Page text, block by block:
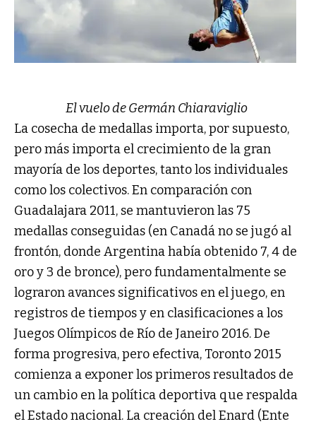
El vuelo de Germán Chiaraviglio
La cosecha de medallas importa, por supuesto,
pero más importa el crecimiento de la gran
mayoría de los deportes, tanto los individuales
como los colectivos. En comparación con
Guadalajara 2011, se mantuvieron las 75
medallas conseguidas (en Canadá no se jugó al
frontón, donde Argentina había obtenido 7, 4 de
oro y 3 de bronce), pero fundamentalmente se
lograron avances significativos en el juego, en
registros de tiempos y en clasificaciones a los
Juegos Olímpicos de Río de Janeiro 2016. De
forma progresiva, pero efectiva, Toronto 2015
comienza a exponer los primeros resultados de
un cambio en la política deportiva que respalda
el Estado nacional. La creación del Enard (Ente